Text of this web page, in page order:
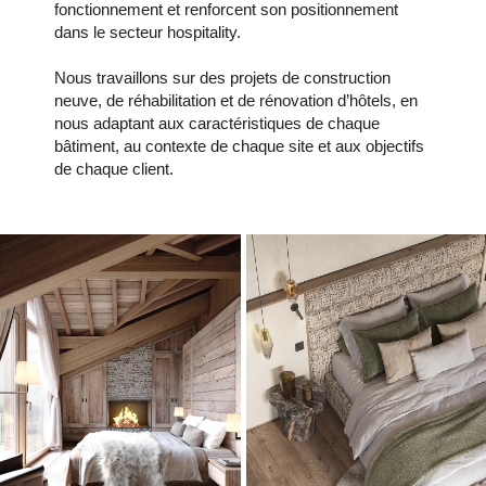
fonctionnement et renforcent son positionnement
dans le secteur hospitality.
Nous travaillons sur des projets de construction
neuve, de réhabilitation et de rénovation d’hôtels, en
nous adaptant aux caractéristiques de chaque
bâtiment, au contexte de chaque site et aux objectifs
de chaque client.